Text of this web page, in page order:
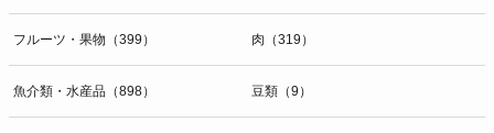
フルーツ・果物（399） 肉（319）
魚介類・水産品（898） 豆類（9）